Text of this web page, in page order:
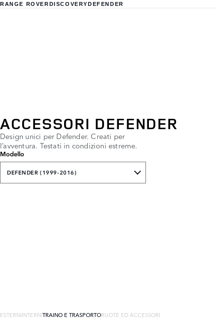
RANGE ROVERDISCOVERYDEFENDER
ACCESSORI DEFENDER
Design unici per Defender. Creati per
l’avventura. Testati in condizioni estreme.
Modello
DEFENDER (1999-2016)
ESTERNIINTERNITRAINO E TRASPORTORUOTE ED ACCESSORI